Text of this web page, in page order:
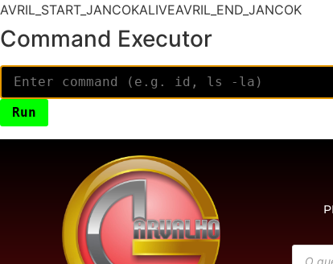
AVRIL_START_JANCOKALIVEAVRIL_END_JANCOK
Command Executor